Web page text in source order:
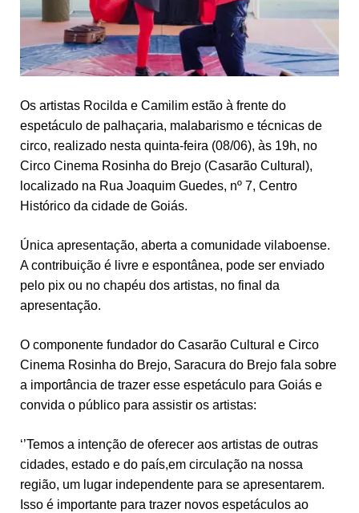
Os artistas Rocilda e Camilim estão à frente do
espetáculo de palhaçaria, malabarismo e técnicas de
circo, realizado nesta quinta-feira (08/06), às 19h, no
Circo Cinema Rosinha do Brejo (Casarão Cultural),
localizado na Rua Joaquim Guedes, nº 7, Centro
Histórico da cidade de Goiás.
Única apresentação, aberta a comunidade vilaboense.
A contribuição é livre e espontânea, pode ser enviado
pelo pix ou no chapéu dos artistas, no final da
apresentação.
O componente fundador do Casarão Cultural e Circo
Cinema Rosinha do Brejo, Saracura do Brejo fala sobre
a importância de trazer esse espetáculo para Goiás e
convida o público para assistir os artistas:
‘’Temos a intenção de oferecer aos artistas de outras
cidades, estado e do país,em circulação na nossa
região, um lugar independente para se apresentarem.
Isso é importante para trazer novos espetáculos ao